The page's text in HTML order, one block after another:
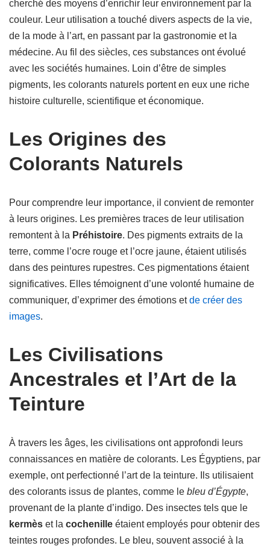
cherché des moyens d’enrichir leur environnement par la
couleur. Leur utilisation a touché divers aspects de la vie,
de la mode à l’art, en passant par la gastronomie et la
médecine. Au fil des siècles, ces substances ont évolué
avec les sociétés humaines. Loin d’être de simples
pigments, les colorants naturels portent en eux une riche
histoire culturelle, scientifique et économique.
Les Origines des
Colorants Naturels
Pour comprendre leur importance, il convient de remonter
à leurs origines. Les premières traces de leur utilisation
remontent à la Préhistoire. Des pigments extraits de la
terre, comme l’ocre rouge et l’ocre jaune, étaient utilisés
dans des peintures rupestres. Ces pigmentations étaient
significatives. Elles témoignent d’une volonté humaine de
communiquer, d’exprimer des émotions etde créer des
images.
Les Civilisations
Ancestrales et l’Art de la
Teinture
À travers les âges, les civilisations ont approfondi leurs
connaissances en matière de colorants. Les Égyptiens, par
exemple, ont perfectionné l’art de la teinture. Ils utilisaient
des colorants issus de plantes, comme le bleu d’Égypte,
provenant de la plante d’indigo. Des insectes tels que le
kermès et la cochenille étaient employés pour obtenir des
teintes rouges profondes. Le bleu, souvent associé à la